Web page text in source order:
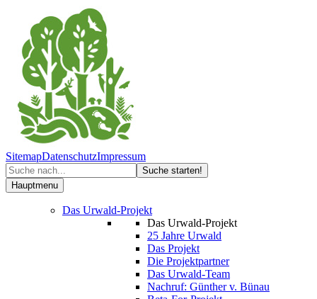
SitemapDatenschutzImpressum
Hauptmenu
Das Urwald-Projekt
Das Urwald-Projekt
25 Jahre Urwald
Das Projekt
Die Projektpartner
Das Urwald-Team
Nachruf: Günther v. Bünau